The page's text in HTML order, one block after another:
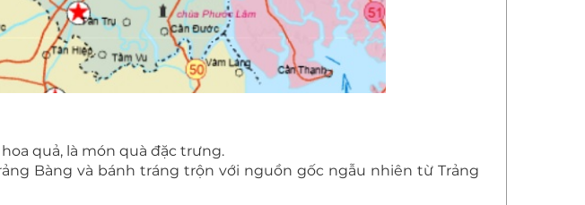
quả, là món quà đặc trưng.
Bàng và bánh tráng trộn với nguồn gốc ngẫu nhiên từ Trảng